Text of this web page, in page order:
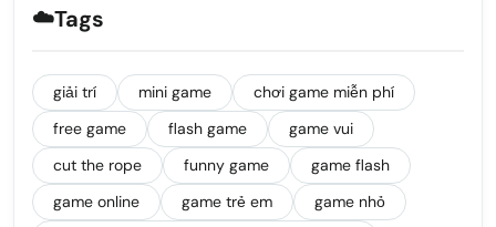
☁️Tags
giải trí mini game
chơi game miễn phí
free game
flash game
game vui
cut the rope
funny game
game flash
game online
game trẻ em
game nhỏ